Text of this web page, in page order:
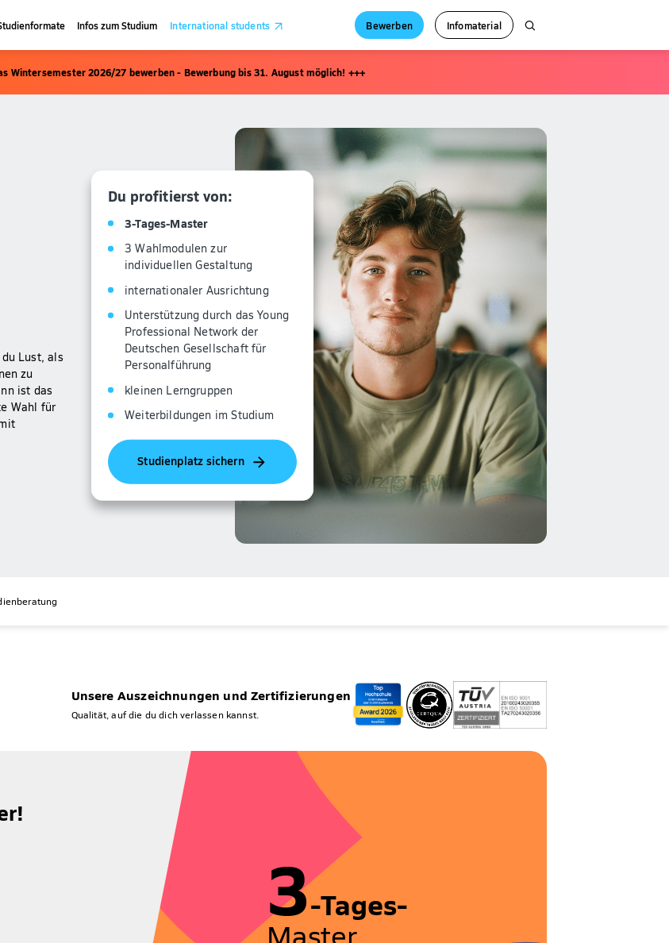
Infos zum Studium International students Bewerben Infomaterial
Wintersemester 2026/27 bewerben - Bewerbung bis 31. August möglich! +++
Lust, als
zu
ist das
Wahl für
Du profitierst von:
3-Tages-Master
3 Wahlmodulen zur
individuellen Gestaltung
internationaler Ausrichtung
Unterstützung durch das Young
Professional Network der
Deutschen Gesellschaft für
Personalführung
kleinen Lerngruppen
Weiterbildungen im Studium
Studienplatz sichern
Unsere Auszeichnungen und Zertifizierungen
Qualität, auf die du dich verlassen kannst.
3-Tages-
Master